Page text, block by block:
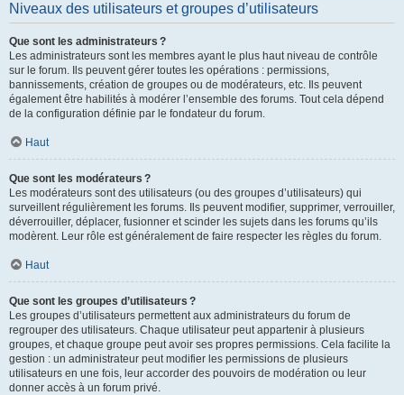
Niveaux des utilisateurs et groupes d’utilisateurs
Que sont les administrateurs ?
Les administrateurs sont les membres ayant le plus haut niveau de contrôle
sur le forum. Ils peuvent gérer toutes les opérations : permissions,
bannissements, création de groupes ou de modérateurs, etc. Ils peuvent
également être habilités à modérer l’ensemble des forums. Tout cela dépend
de la configuration définie par le fondateur du forum.
Haut
Que sont les modérateurs ?
Les modérateurs sont des utilisateurs (ou des groupes d’utilisateurs) qui
surveillent régulièrement les forums. Ils peuvent modifier, supprimer, verrouiller,
déverrouiller, déplacer, fusionner et scinder les sujets dans les forums qu’ils
modèrent. Leur rôle est généralement de faire respecter les règles du forum.
Haut
Que sont les groupes d’utilisateurs ?
Les groupes d’utilisateurs permettent aux administrateurs du forum de
regrouper des utilisateurs. Chaque utilisateur peut appartenir à plusieurs
groupes, et chaque groupe peut avoir ses propres permissions. Cela facilite la
gestion : un administrateur peut modifier les permissions de plusieurs
utilisateurs en une fois, leur accorder des pouvoirs de modération ou leur
donner accès à un forum privé.